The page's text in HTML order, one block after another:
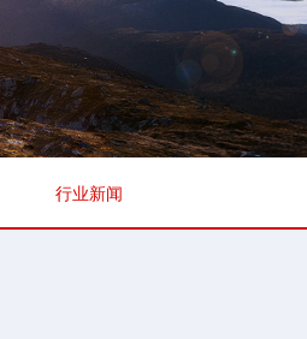
行业新闻